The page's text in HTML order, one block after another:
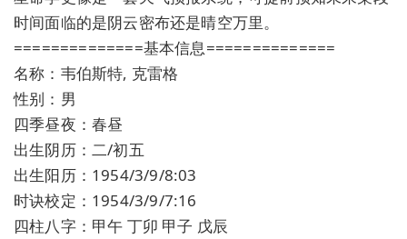
时间面临的是阴云密布还是晴空万里。
==============基本信息==============
名称：韦伯斯特, 克雷格
性别：男
四季昼夜：春昼
出生阴历：二/初五
出生阳历：1954/3/9/8:03
时诀校定：1954/3/9/7:16
四柱八字：甲午 丁卯 甲子 戊辰